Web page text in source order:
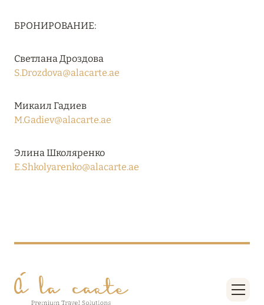
RIXOS PREMIUM SAADIYAT ISLAND ABU DHABI:
КОНЦЕПЦИЯ «ВСЁ ВКЛЮЧЕНО – ВСЁ
Подробнее
27 сентября 2024
HÔTEL BARRIÈRE LES NEIGES
Подробнее
БРОНИРОВАНИЕ:
Светлана Дроздова
S.Drozdova@alacarte.ae
Микаил Гадиев
M.Gadiev@alacarte.ae
Элина Школяренко
E.Shkolyarenko@alacarte.ae